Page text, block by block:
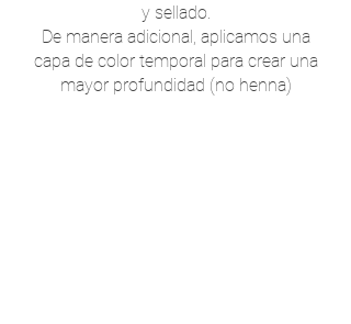
y sellado.
De manera adicional, aplicamos una
capa de color temporal para crear una
mayor profundidad (no henna)